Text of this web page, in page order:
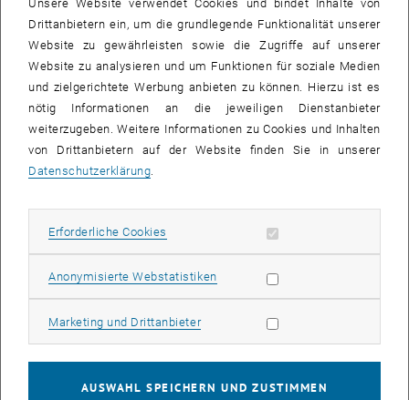
Unsere Website verwendet Cookies und bindet Inhalte von
Drittanbietern ein, um die grundlegende Funktionalität unserer
Website zu gewährleisten sowie die Zugriffe auf unserer
Website zu analysieren und um Funktionen für soziale Medien
und zielgerichtete Werbung anbieten zu können. Hierzu ist es
nötig Informationen an die jeweiligen Dienstanbieter
weiterzugeben. Weitere Informationen zu Cookies und Inhalten
von Drittanbietern auf der Website finden Sie in unserer
Datenschutzerklärung.
Erforderliche Cookies Erforderliche Cookies zulassen
Anonymisierte WebstatistikenStatistik Cookies zulassen
Marketing und DrittanbieterMarketing Cookies zulassen
AUSWAHL SPEICHERN UND ZUSTIMMEN